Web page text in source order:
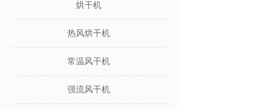
烘干机
热风烘干机
常温风干机
强流风干机